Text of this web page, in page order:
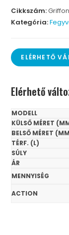
Cikkszám:
Kategória:
ELÉRHETŐ
Elérhető